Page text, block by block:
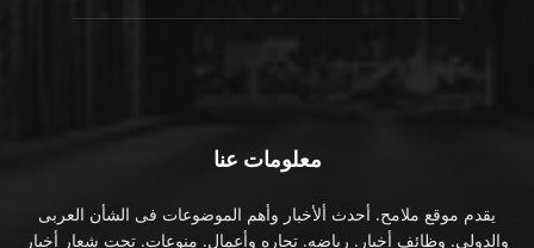
معلومات عنا
يقدم موقع ملامح. أحدث ألأخبار وأهم الموضوعات فى الشأن العربى
والدولى. وظائف أخبار. رياضه. تجاره وأعمال. منوعات. تحت شعار أخبار